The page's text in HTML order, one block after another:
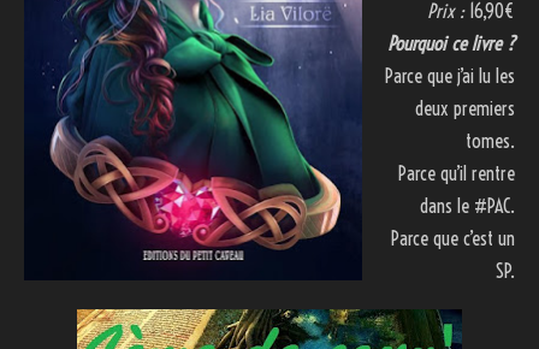
Prix : 16,90€
Pourquoi ce livre ?
Parce que j’ai lu les
deux premiers
tomes.
Parce qu’il rentre
dans le #PAC.
Parce que c’est un
SP.